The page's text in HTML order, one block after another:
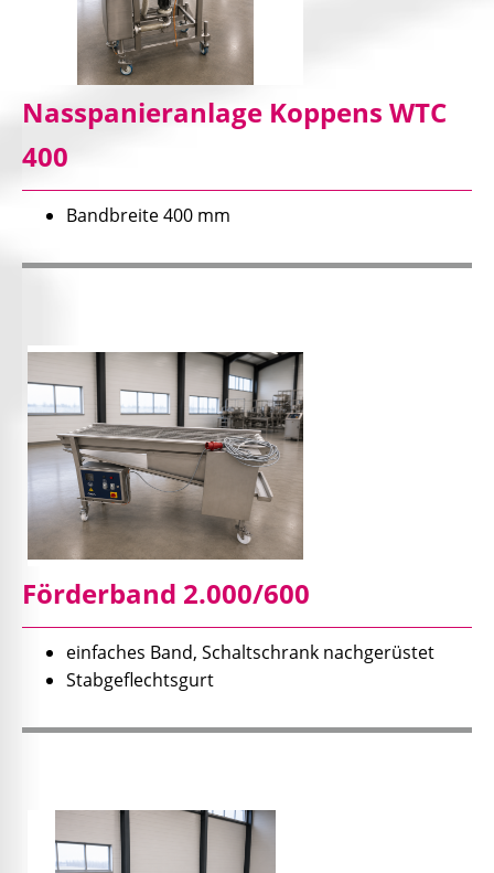
Nasspanieranlage Koppens WTC
400
Bandbreite 400 mm
Förderband 2.000/600
einfaches Band, Schaltschrank nachgerüstet
Stabgeflechtsgurt